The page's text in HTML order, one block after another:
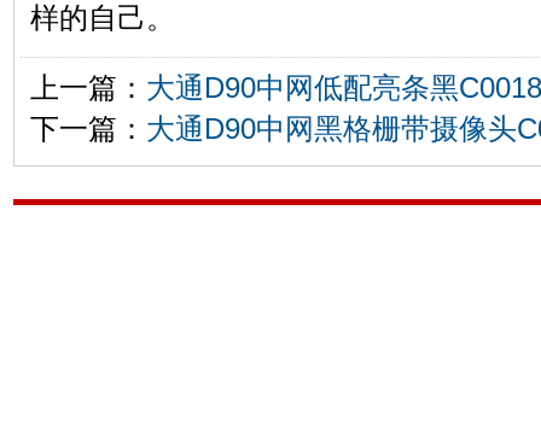
样的自己。
上一篇： 大通D90中网低配亮条黑
下一篇： 大通D90中网黑格栅带摄像头